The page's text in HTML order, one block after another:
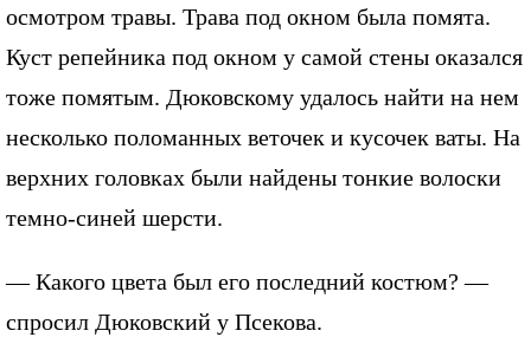
осмотром травы. Трава под окном была помята.
Куст репейника под окном у самой стены оказался
тоже помятым. Дюковскому удалось найти на нем
несколько поломанных веточек и кусочек ваты. На
верхних головках были найдены тонкие волоски
темно-синей шерсти.
— Какого цвета был его последний костюм? —
спросил Дюковский у Псекова.